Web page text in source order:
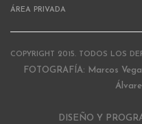
ÁREA PRIVADA
COPYRIGHT 2015. TODOS LOS
FOTOGRAFÍA: Marcos
DISEÑO Y